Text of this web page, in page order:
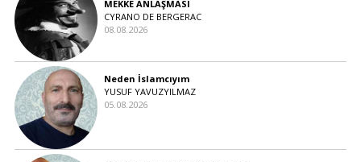
MEKKE ANLAŞMASI
CYRANO DE BERGERAC
08.08.2026
Neden İslamcıyım
YUSUF YAVUZYILMAZ
05.08.2026